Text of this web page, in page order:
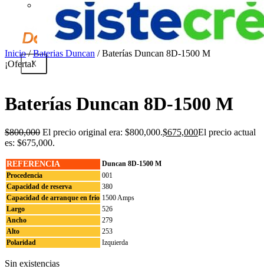
X
Inicio/Baterias Duncan / Baterías Duncan 8D-1500 M
¡Oferta!
Baterías Duncan 8D-1500 M
$800,000 El precio original era: $800,000.$675,000El precio actual
es: $675,000.
REFERENCIA
Duncan 8D-1500 M
Procedencia
001
Capacidad de reserva
380
Capacidad de arranque en frio 1500 Amps
Largo
526
Ancho
279
Alto
253
Polaridad
Izquierda
Sin existencias